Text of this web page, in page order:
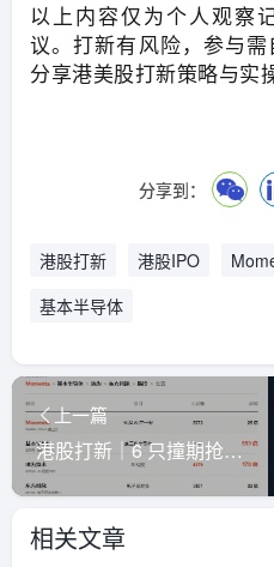
以上内容仅为个人观察
议。打新有风险，参与需
分享港美股打新策略与实
分享到：
港股打新 港股IPO
基本半导体
上一篇
港股打新｜6 只撞期抢资金，Momenta 领衔，怎么打？
相关文章